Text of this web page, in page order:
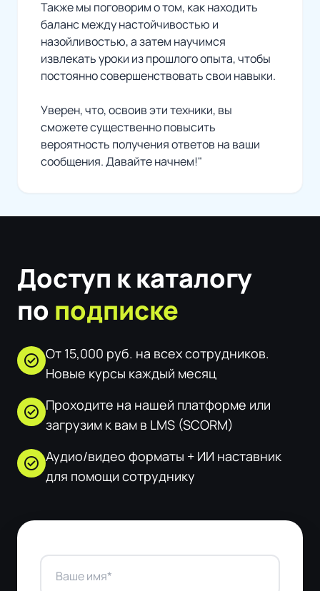
Также мы поговорим о том, как находить
баланс между настойчивостью и
назойливостью, а затем научимся
извлекать уроки из прошлого опыта, чтобы
постоянно совершенствовать свои навыки.
Уверен, что, освоив эти техники, вы
сможете существенно повысить
вероятность получения ответов на ваши
сообщения. Давайте начнем!"
Доступ к каталогу
по подписке
check_circle От 15,000 руб. на всех сотрудников.
Новые курсы каждый месяц
check_circle Проходите на нашей платформе или
загрузим к вам в LMS (SCORM)
check_circle Аудио/видео форматы + ИИ наставник
для помощи сотруднику